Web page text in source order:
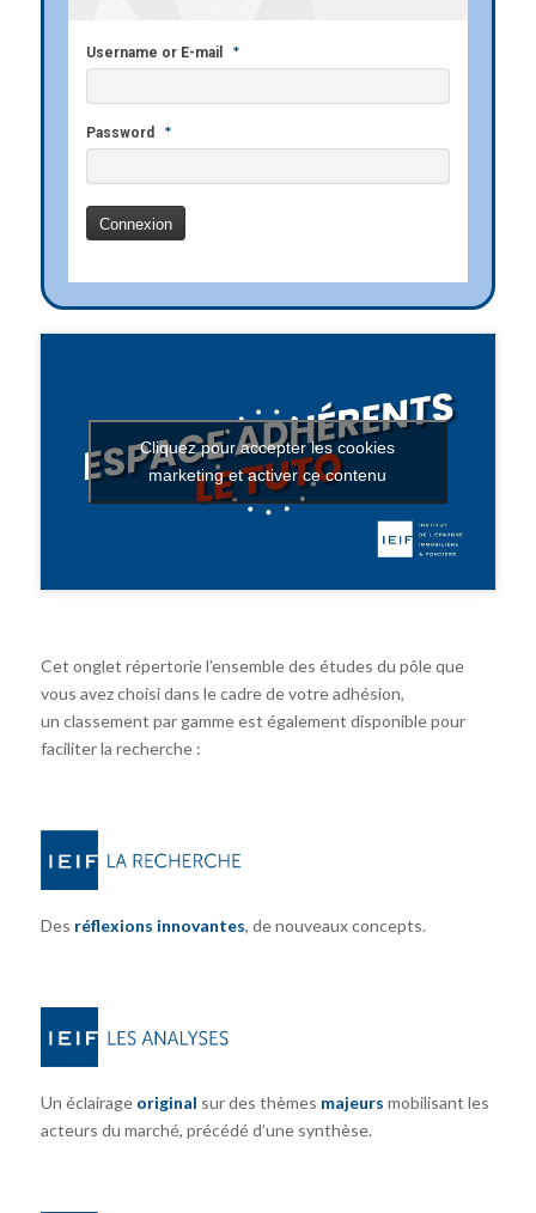
Username or E-mail *
Password *
Cliquez pour accepter les cookies
marketing et activer ce contenu
Cet onglet répertorie l’ensemble des études du pôle que
vous avez choisi dans le cadre de votre adhésion,
un classement par gamme est également disponible pour
faciliter la recherche :
Des réflexions innovantes, de nouveaux concepts.
Un éclairage original sur des thèmes majeurs mobilisant les
acteurs du marché, précédé d’une synthèse.